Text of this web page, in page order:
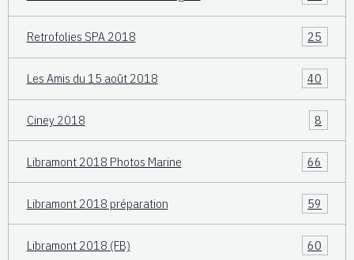
Retrofolies SPA 2018 25
Les Amis du 15 août 2018 40
Ciney 2018 8
Libramont 2018 Photos Marine 66
Libramont 2018 préparation 59
Libramont 2018 (FB) 60